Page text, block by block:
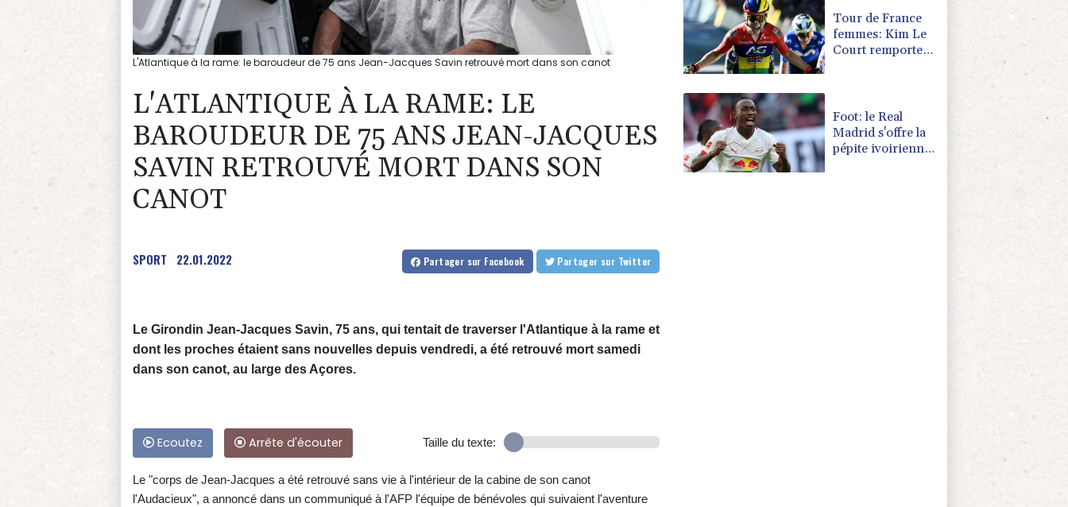
L'Atlantique à la rame: le baroudeur de 75 ans Jean-Jacques Savin retrouvé mort dans son canot
L'ATLANTIQUE À LA RAME: LE
BAROUDEUR DE 75 ANS JEAN-JACQUES
SAVIN RETROUVÉ MORT DANS SON
CANOT
SPORT 22.01.2022 Partager sur Facebook Partager sur Twitter
Le Girondin Jean-Jacques Savin, 75 ans, qui tentait de traverser l'Atlantique à la rame et
dont les proches étaient sans nouvelles depuis vendredi, a été retrouvé mort samedi
dans son canot, au large des Açores.
Ecoutez Arrête d'écouter Taille du texte:
Le "corps de Jean-Jacques a été retrouvé sans vie à l'intérieur de la cabine de son canot
l'Audacieux", a annoncé dans un communiqué à l'AFP l'équipe de bénévoles qui suivaient l'aventure
Tour de France
femmes: Kim Le
Court remporte
jaune
Foot: le Real
Madrid s'offre la
pépite ivoirienne